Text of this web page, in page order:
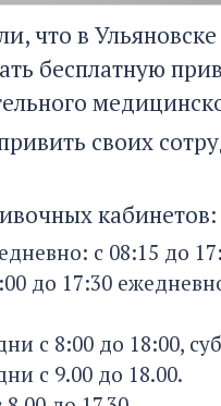
что в
бесплатную
своих
кабинетов:
с 08:15 до
до 17:30
с 8:00 до 18:00,
с 9.00 до 18.00.